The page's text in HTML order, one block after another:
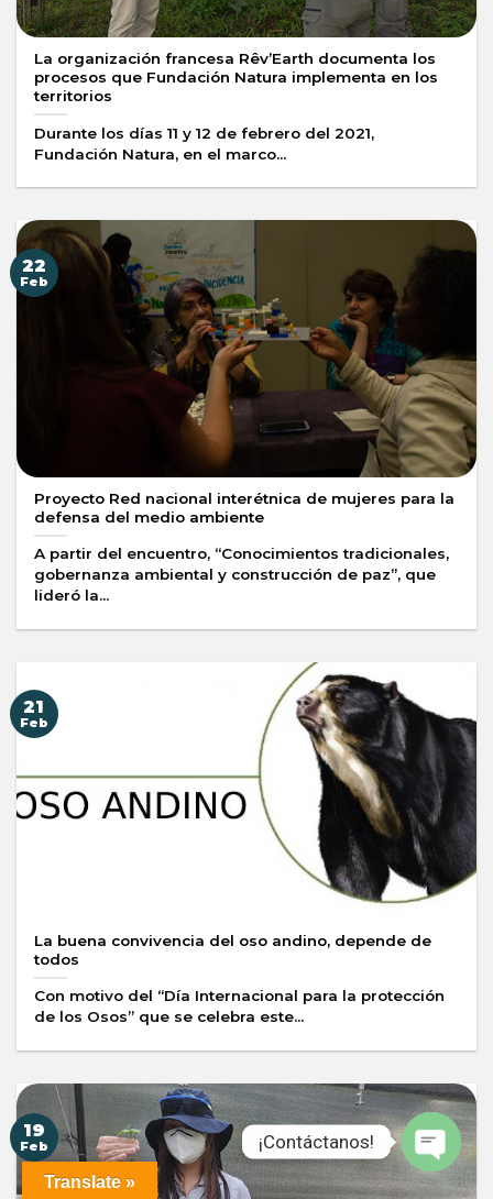
La organización francesa Rêv’Earth documenta los
procesos que Fundación Natura implementa en los
territorios
Durante los días 11 y 12 de febrero del 2021,
Fundación Natura, en el marco...
Proyecto Red nacional interétnica de mujeres para la
defensa del medio ambiente
A partir del encuentro, “Conocimientos tradicionales,
gobernanza ambiental y construcción de paz”, que
lideró la...
22
Feb
La buena convivencia del oso andino, depende de
todos
Con motivo del “Día Internacional para la protección
de los Osos” que se celebra este...
21
Feb
19
Feb
Translate »
¡Contáctanos!
Open